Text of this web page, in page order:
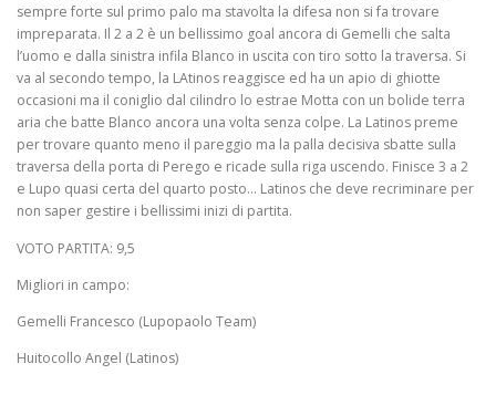
sempre forte sul primo palo ma stavolta la difesa non si fa trovare
impreparata. Il 2 a 2 è un bellissimo goal ancora di Gemelli che salta
l’uomo e dalla sinistra infila Blanco in uscita con tiro sotto la traversa. Si
va al secondo tempo, la LAtinos reaggisce ed ha un apio di ghiotte
occasioni ma il coniglio dal cilindro lo estrae Motta con un bolide terra
aria che batte Blanco ancora una volta senza colpe. La Latinos preme
per trovare quanto meno il pareggio ma la palla decisiva sbatte sulla
traversa della porta di Perego e ricade sulla riga uscendo. Finisce 3 a 2
e Lupo quasi certa del quarto posto… Latinos che deve recriminare per
non saper gestire i bellissimi inizi di partita.
VOTO PARTITA: 9,5
Migliori in campo:
Gemelli Francesco (Lupopaolo Team)
Huitocollo Angel (Latinos)